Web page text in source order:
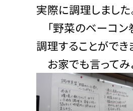
実際に調理しました
「野菜のベーコン
調理することができ
お家でも言ってみ